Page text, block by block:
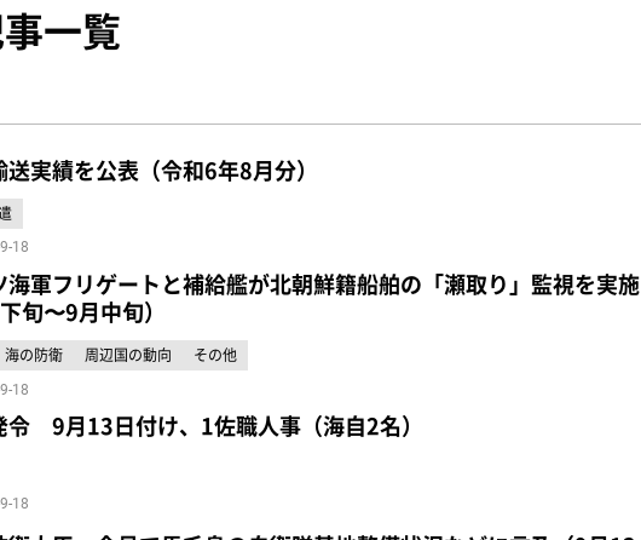
一覧
実績を公表（令和6年8月分）
18
海軍フリゲートと補給艦が北朝鮮籍船舶の「瀬取り」監視を実施
下旬〜9月中旬）
海の防衛 周辺国の動向 その他
18
令 9月13日付け、1佐職人事（海自2名）
18